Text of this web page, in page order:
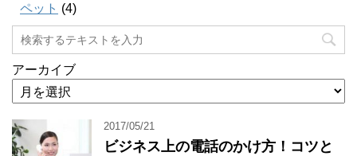
ペット (4)
アーカイブ
2017/05/21
ビジネス上の電話のかけ方！コツと